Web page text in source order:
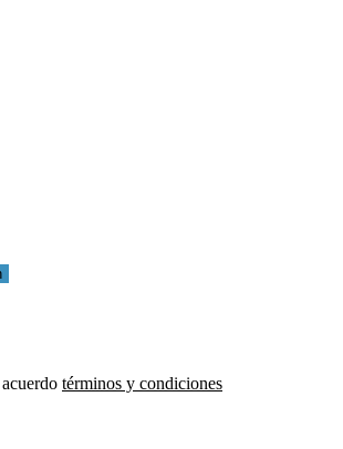
términos y condiciones